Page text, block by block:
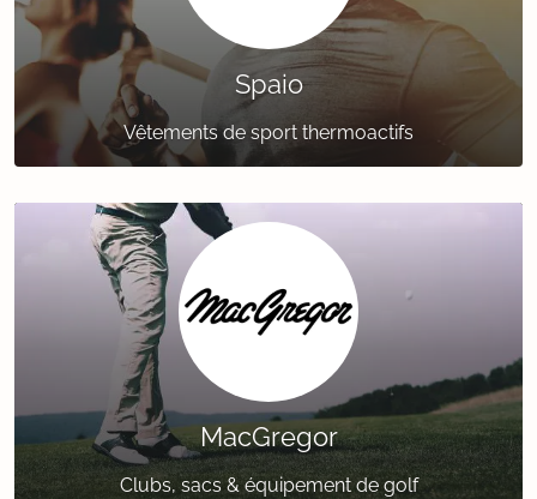
Spaio
Vêtements de sport thermoactifs
MacGregor
Clubs, sacs & équipement de golf